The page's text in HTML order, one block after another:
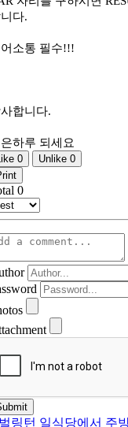
다.
소통 필수!!!
합니다.
하루 되세요
0 Unlike 0
0
링턴 일식당에서 주